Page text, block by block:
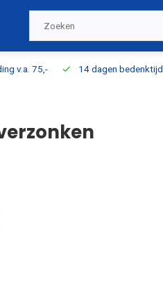
v.a. 75,- 14 dagen bedenktijd